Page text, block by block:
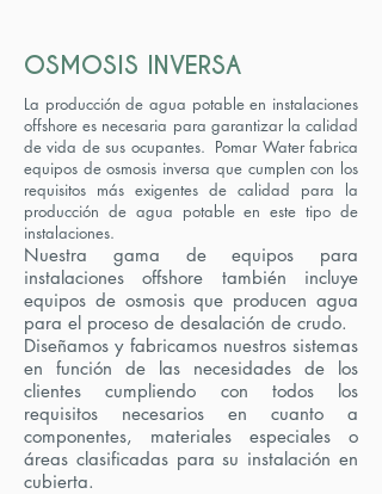
La producción de agua potable en instalaciones
offshore es necesaria para garantizar la calidad
de vida de sus ocupantes. Pomar Water fabrica
equipos de osmosis inversa que cumplen con los
requisitos más exigentes de calidad para la
producción de agua potable en este tipo de
instalaciones.
Nuestra gama de equipos para
instalaciones offshore también incluye
equipos de osmosis que producen agua
para el proceso de desalación de crudo.
Diseñamos y fabricamos nuestros sistemas
en función de las necesidades de los
clientes cumpliendo con todos los
requisitos necesarios en cuanto a
componentes, materiales especiales o
áreas clasificadas para su instalación en
cubierta.
OSMOSIS INVERSA